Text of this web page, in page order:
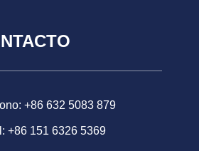
+86 632 5083 879
+86 151 6326 5369